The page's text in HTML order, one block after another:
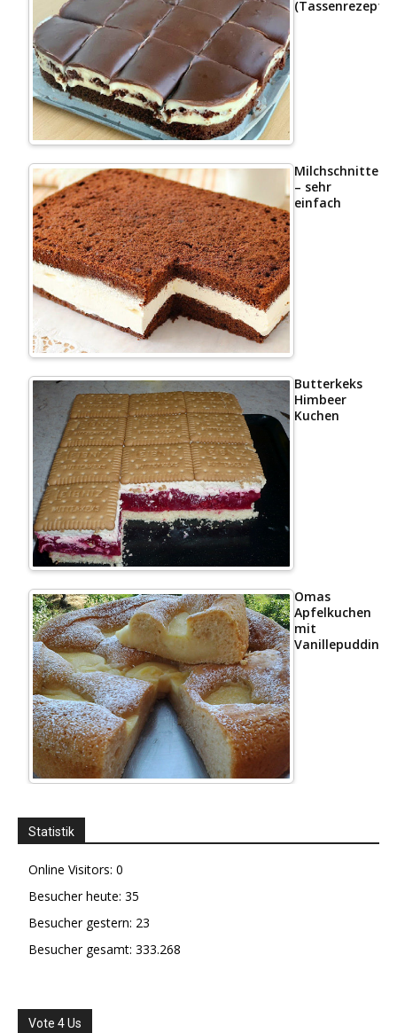
(Tassenrezept)
– sehr
einfach
Butterkeks
Himbeer
Kuchen
Omas
Apfelkuchen
mit
Vanillepudding
Statistik
Online Visitors: 0
Besucher heute: 35
Besucher gestern: 23
Besucher gesamt: 333.268
Vote 4 Us